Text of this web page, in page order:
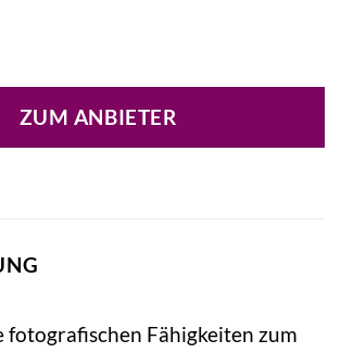
ZUM ANBIETER
fotografischen Fähigkeiten zum